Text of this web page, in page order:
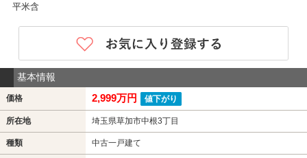
平米含
基本情報
価格 2,999万円 値下がり
所在地 埼玉県草加市中根3丁目
種類 中古一戸建て